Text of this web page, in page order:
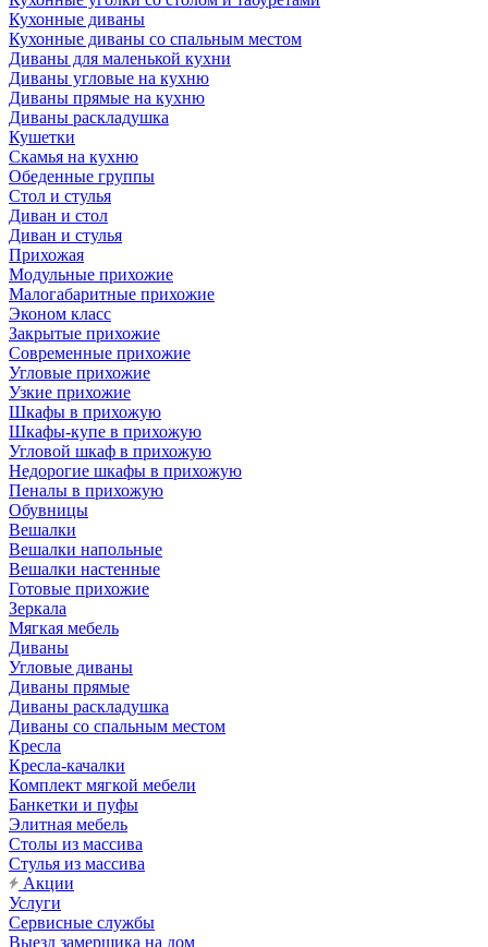
Кухонные диваны
Кухонные диваны со спальным местом
Диваны для маленькой кухни
Диваны угловые на кухню
Диваны прямые на кухню
Диваны раскладушка
Кушетки
Скамья на кухню
Обеденные группы
Стол и стулья
Диван и стол
Диван и стулья
Прихожая
Модульные прихожие
Малогабаритные прихожие
Эконом класс
Закрытые прихожие
Современные прихожие
Угловые прихожие
Узкие прихожие
Шкафы в прихожую
Шкафы-купе в прихожую
Угловой шкаф в прихожую
Недорогие шкафы в прихожую
Пеналы в прихожую
Обувницы
Вешалки
Вешалки напольные
Вешалки настенные
Готовые прихожие
Зеркала
Мягкая мебель
Диваны
Угловые диваны
Диваны прямые
Диваны раскладушка
Диваны со спальным местом
Кресла
Кресла-качалки
Комплект мягкой мебели
Банкетки и пуфы
Элитная мебель
Столы из массива
Стулья из массива
Акции
Услуги
Сервисные службы
Выезд замерщика на дом